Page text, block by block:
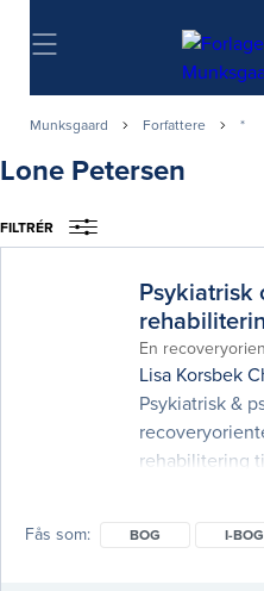
Søg
Munksgaard Forfattere *
Lone Petersen
FILTRÉR
Psykiatrisk
En
Lisa Korsbek
Psykiatrisk &
rehabilitering
ressourcer.
Fås som BOG I-BOG